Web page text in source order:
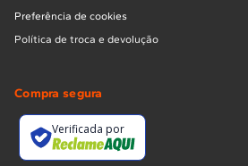
Preferência de cookies
Política de troca e devolução
Compra segura
Verificada por